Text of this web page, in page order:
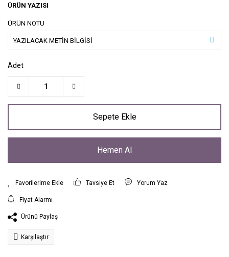
ÜRÜN YAZISI
ÜRÜN NOTU
Adet
Sepete Ekle
Hemen Al
Tavsiye Et Yorum Yaz
Fiyat Alarmı
Ürünü Paylaş
Karşılaştır